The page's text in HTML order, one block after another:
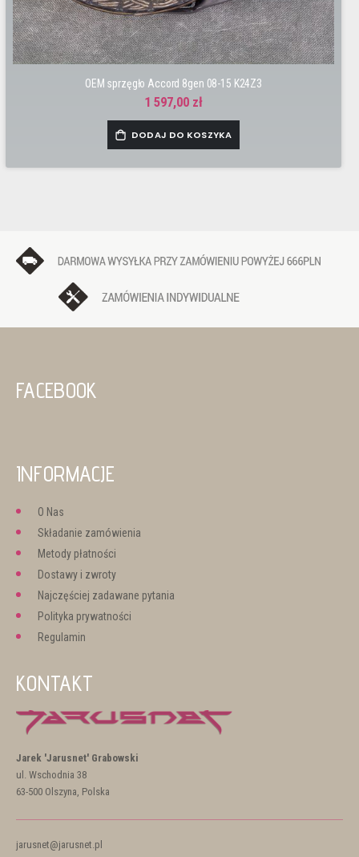
OEM sprzęgło Accord 8gen 08-15 K24Z3
1 597,00 zł
DODAJ DO KOSZYKA
FACEBOOK
INFORMACJE
O Nas
Składanie zamówienia
Metody płatności
Dostawy i zwroty
Najczęściej zadawane pytania
Polityka prywatności
Regulamin
KONTAKT
Jarek 'Jarusnet' Grabowski
ul. Wschodnia 38
63-500 Olszyna, Polska
jarusnet@jarusnet.pl